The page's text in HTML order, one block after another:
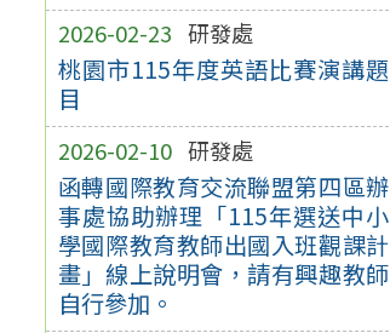
2026-02-23 研發處
桃園市115年度英語比賽演講題
目
2026-02-10 研發處
函轉國際教育交流聯盟第四區辦
事處協助辦理「115年選送中小
學國際教育教師出國入班觀課計
畫」線上說明會，請有興趣教師
自行參加。